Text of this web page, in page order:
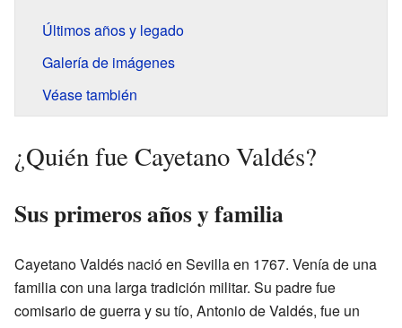
Últimos años y legado
Galería de imágenes
Véase también
¿Quién fue Cayetano Valdés?
Sus primeros años y familia
Cayetano Valdés nació en Sevilla en 1767. Venía de una
familia con una larga tradición militar. Su padre fue
comisario de guerra y su tío, Antonio de Valdés, fue un